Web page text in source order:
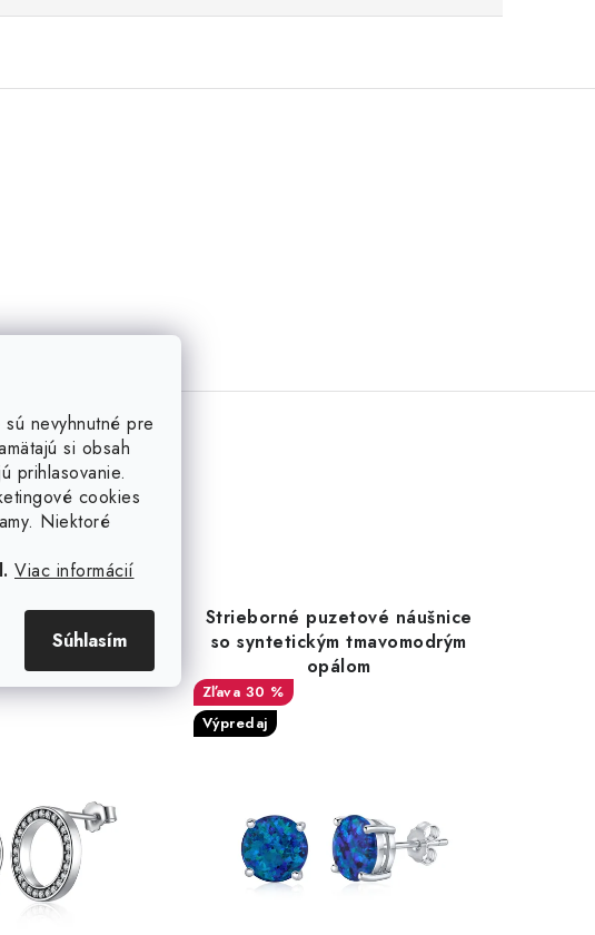
nevyhnutné pre
si obsah
prihlasovanie.
cookies
Niektoré
Viac informácií
Súhlasím
náušnice
Strieborné puzetové náušnice
so syntetickým tmavomodrým
opálom
30 %
Výpredaj